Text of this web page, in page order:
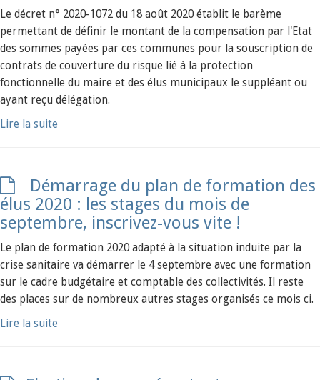
Le décret n° 2020-1072 du 18 août 2020 établit le barème
permettant de définir le montant de la compensation par l'Etat
des sommes payées par ces communes pour la souscription de
contrats de couverture du risque lié à la protection
fonctionnelle du maire et des élus municipaux le suppléant ou
ayant reçu délégation.
Lire la suite
Démarrage du plan de formation des
élus 2020 : les stages du mois de
septembre, inscrivez-vous vite !
Le plan de formation 2020 adapté à la situation induite par la
crise sanitaire va démarrer le 4 septembre avec une formation
sur le cadre budgétaire et comptable des collectivités. Il reste
des places sur de nombreux autres stages organisés ce mois ci.
Lire la suite